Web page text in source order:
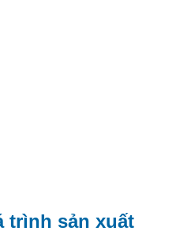
trình sản xuất